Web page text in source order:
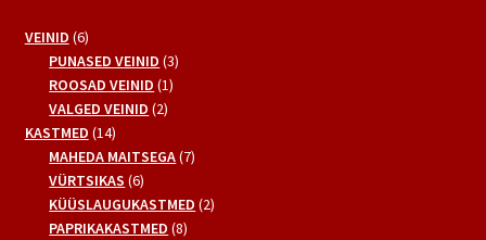
VEINID 66
toodet
PUNASED VEINID 33
ROOSAD VEINID 11
VALGED VEINID 22
KASTMED 1414
toodet
MAHEDA MAITSEGA 77
VÜRTSIKAS 66
toodet
KÜÜSLAUGUKASTMED 22
PAPRIKAKASTMED 88